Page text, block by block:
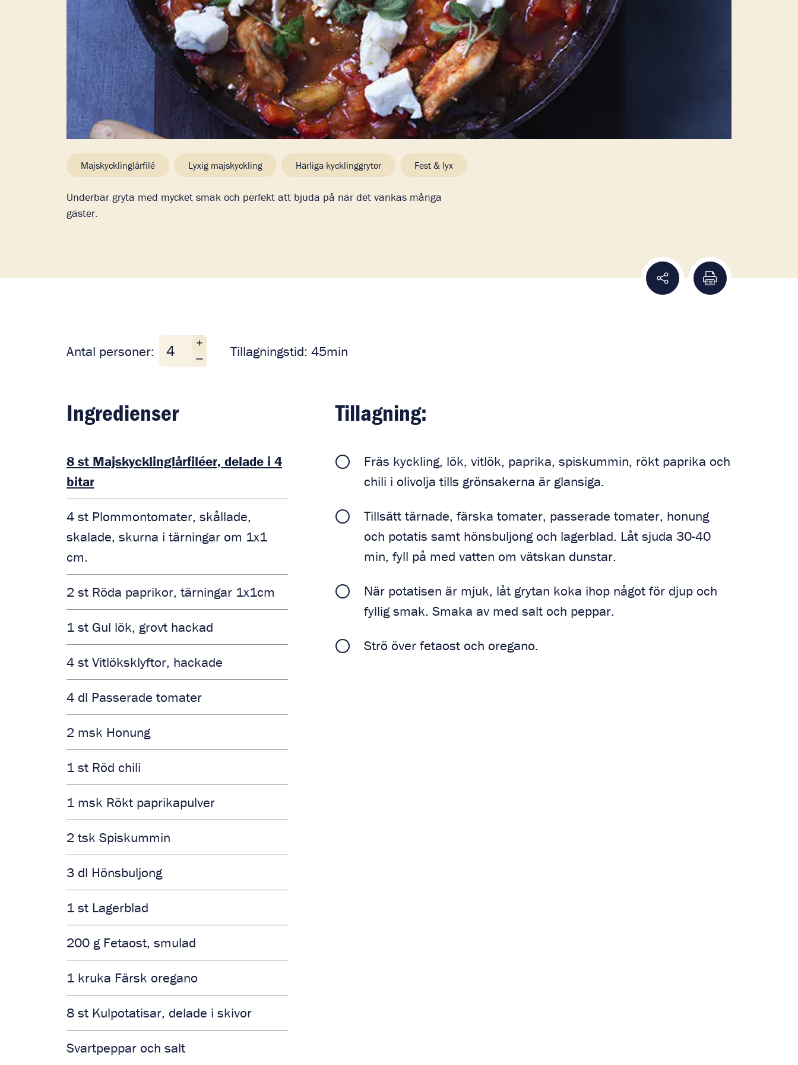
Majskycklinglårfilé Lyxig majskyckling Härliga kycklinggrytor Fest & lyx
Underbar gryta med mycket smak och perfekt att bjuda på när det vankas många
gäster.
Dela receptSkriv ut recept
Antal personer: Antal personerTillagningstid: 45min
Ingredienser
8 st Majskycklinglårfiléer, delade i 4
bitar
4 st Plommontomater, skållade,
skalade, skurna i tärningar om 1x1
cm.
2 st Röda paprikor, tärningar 1x1cm
1 st Gul lök, grovt hackad
4 st Vitlöksklyftor, hackade
4 dl Passerade tomater
2 msk Honung
1 st Röd chili
1 msk Rökt paprikapulver
2 tsk Spiskummin
3 dl Hönsbuljong
1 st Lagerblad
200 g Fetaost, smulad
1 kruka Färsk oregano
8 st Kulpotatisar, delade i skivor
Svartpeppar och salt
Tillagning:
Fräs kyckling, lök, vitlök, paprika, spiskummin, rökt paprika och
chili i olivolja tills grönsakerna är glansiga.
Tillsätt tärnade, färska tomater, passerade tomater, honung
och potatis samt hönsbuljong och lagerblad. Låt sjuda 30-40
min, fyll på med vatten om vätskan dunstar.
När potatisen är mjuk, låt grytan koka ihop något för djup och
fyllig smak. Smaka av med salt och peppar.
Strö över fetaost och oregano.